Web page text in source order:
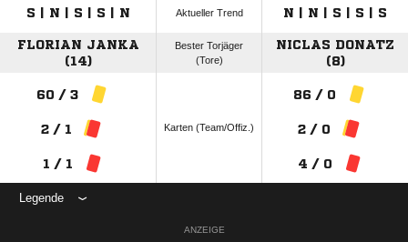
S | N | S | S | N Aktueller Trend N | N | S | S | S
FLORIAN JANKA
(14)
Bester Torjäger
(Tore)
NICLAS DONATZ
(8)
60 / 3
2 / 1
1 / 1
Karten (Team/Offiz.)
86 / 0
2 / 0
4 / 0
Legende
ANZEIGE